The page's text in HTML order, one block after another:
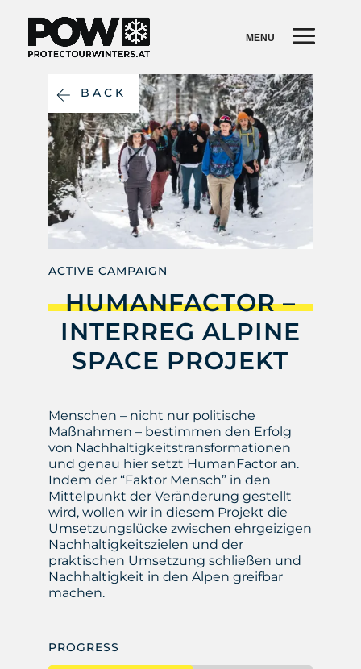
BACK
ACTIVE CAMPAIGN
HUMANFACTOR –
INTERREG ALPINE
SPACE PROJEKT
Menschen – nicht nur politische
Maßnahmen – bestimmen den Erfolg
von Nachhaltigkeitstransformationen
und genau hier setzt HumanFactor an.
Indem der “Faktor Mensch” in den
Mittelpunkt der Veränderung gestellt
wird, wollen wir in diesem Projekt die
Umsetzungslücke zwischen ehrgeizigen
Nachhaltigkeitszielen und der
praktischen Umsetzung schließen und
Nachhaltigkeit in den Alpen greifbar
machen.
PROGRESS